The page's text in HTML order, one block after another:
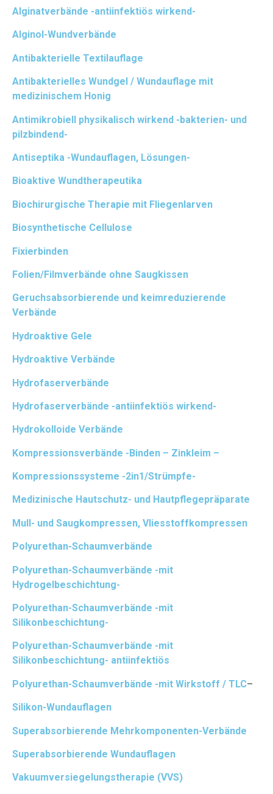
Alginatverbände -antiinfektiös wirkend-
Alginol-Wundverbände
Antibakterielle Textilauflage
Antibakterielles Wundgel / Wundauflage mit
medizinischem Honig
Antimikrobiell physikalisch wirkend -bakterien- und
pilzbindend-
Antiseptika -Wundauflagen, Lösungen-
Bioaktive Wundtherapeutika
Biochirurgische Therapie mit Fliegenlarven
Biosynthetische Cellulose
Fixierbinden
Folien/Filmverbände ohne Saugkissen
Geruchsabsorbierende und keimreduzierende
Verbände
Hydroaktive Gele
Hydroaktive Verbände
Hydrofaserverbände
Hydrofaserverbände -antiinfektiös wirkend-
Hydrokolloide Verbände
Kompressionsverbände -Binden – Zinkleim –
Kompressionssysteme -2in1/Strümpfe-
Medizinische Hautschutz- und Hautpflegepräparate
Mull- und Saugkompressen, Vliesstoffkompressen
Polyurethan-Schaumverbände
Polyurethan-Schaumverbände -mit
Hydrogelbeschichtung-
Polyurethan-Schaumverbände -mit
Silikonbeschichtung-
Polyurethan-Schaumverbände -mit
Silikonbeschichtung- antiinfektiös
Polyurethan-Schaumverbände -mit Wirkstoff / TLC–
Silikon-Wundauflagen
Superabsorbierende Mehrkomponenten-Verbände
Superabsorbierende Wundauflagen
Vakuumversiegelungstherapie (VVS)